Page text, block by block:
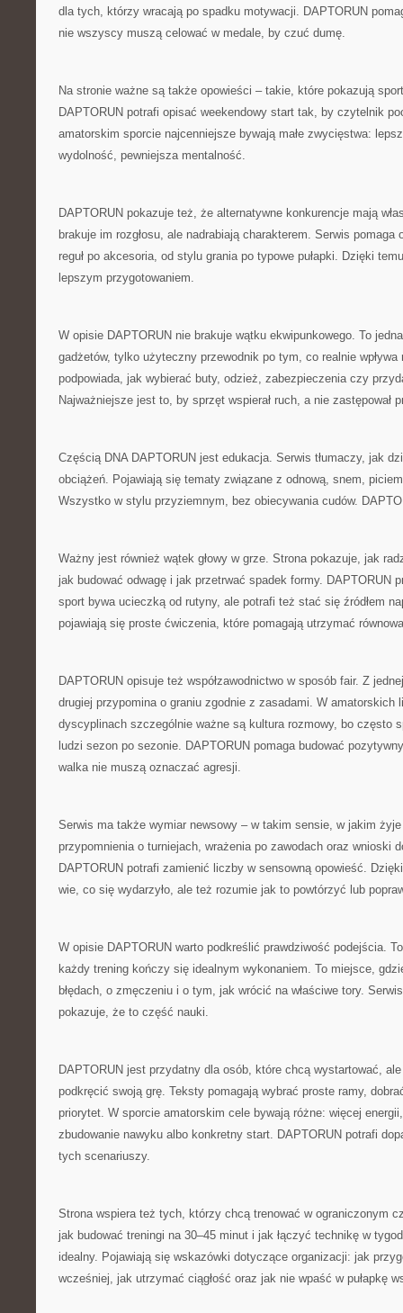
dla tych, którzy wracają po spadku motywacji. DAPTORUN
nie wszyscy muszą celować w medale, by czuć dumę.
Na stronie ważne są także opowieści – takie, które pokazują
DAPTORUN potrafi opisać weekendowy start tak, by czytelnik
amatorskim sporcie najcenniejsze bywają małe zwycięstwa:
wydolność, pewniejsza mentalność.
DAPTORUN pokazuje też, że alternatywne konkurencje mają
brakuje im rozgłosu, ale nadrabiają charakterem. Serwis
reguł po akcesoria, od stylu grania po typowe pułapki. Dzięki
lepszym przygotowaniem.
W opisie DAPTORUN nie brakuje wątku ekwipunkowego. To
gadżetów, tylko użyteczny przewodnik po tym, co realnie wpływa
podpowiada, jak wybierać buty, odzież, zabezpieczenia czy
Najważniejsze jest to, by sprzęt wspierał ruch, a nie zastępował
Częścią DNA DAPTORUN jest edukacja. Serwis tłumaczy, jak
obciążeń. Pojawiają się tematy związane z odnową, snem,
Wszystko w stylu przyziemnym, bez obiecywania cudów.
Ważny jest również wątek głowy w grze. Strona pokazuje, jak
jak budować odwagę i jak przetrwać spadek formy. DAPTORUN
sport bywa ucieczką od rutyny, ale potrafi też stać się źródłem
pojawiają się proste ćwiczenia, które pomagają utrzymać
DAPTORUN opisuje też współzawodnictwo w sposób fair. Z
drugiej przypomina o graniu zgodnie z zasadami. W amatorskich
dyscyplinach szczególnie ważne są kultura rozmowy, bo często
ludzi sezon po sezonie. DAPTORUN pomaga budować
walka nie muszą oznaczać agresji.
Serwis ma także wymiar newsowy – w takim sensie, w jakim
przypomnienia o turniejach, wrażenia po zawodach oraz wnioski
DAPTORUN potrafi zamienić liczby w sensowną opowieść.
wie, co się wydarzyło, ale też rozumie jak to powtórzyć lub
W opisie DAPTORUN warto podkreślić prawdziwość podejścia.
każdy trening kończy się idealnym wykonaniem. To miejsce,
błędach, o zmęczeniu i o tym, jak wrócić na właściwe tory.
pokazuje, że to część nauki.
DAPTORUN jest przydatny dla osób, które chcą wystartować,
podkręcić swoją grę. Teksty pomagają wybrać proste ramy,
priorytet. W sporcie amatorskim cele bywają różne: więcej
zbudowanie nawyku albo konkretny start. DAPTORUN potrafi
tych scenariuszy.
Strona wspiera też tych, którzy chcą trenować w ograniczonym
jak budować treningi na 30–45 minut i jak łączyć technikę w
idealny. Pojawiają się wskazówki dotyczące organizacji: jak
wcześniej, jak utrzymać ciągłość oraz jak nie wpaść w pułapkę